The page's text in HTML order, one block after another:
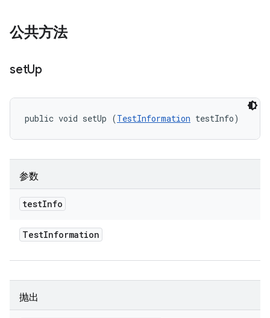
公共方法
setUp
public void setUp (TestInformation testInfo)
参数
testInfo
TestInformation
抛出